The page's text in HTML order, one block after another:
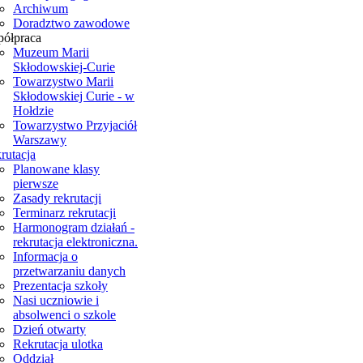
Archiwum
Doradztwo zawodowe
Muzeum Marii
Skłodowskiej-Curie
Towarzystwo Marii
Skłodowskiej Curie - w
Hołdzie
Towarzystwo Przyjaciół
Warszawy
Planowane klasy
pierwsze
Zasady rekrutacji
Terminarz rekrutacji
Harmonogram działań -
rekrutacja elektroniczna.
Informacja o
przetwarzaniu danych
Prezentacja szkoły
Nasi uczniowie i
absolwenci o szkole
Dzień otwarty
Rekrutacja ulotka
Oddział